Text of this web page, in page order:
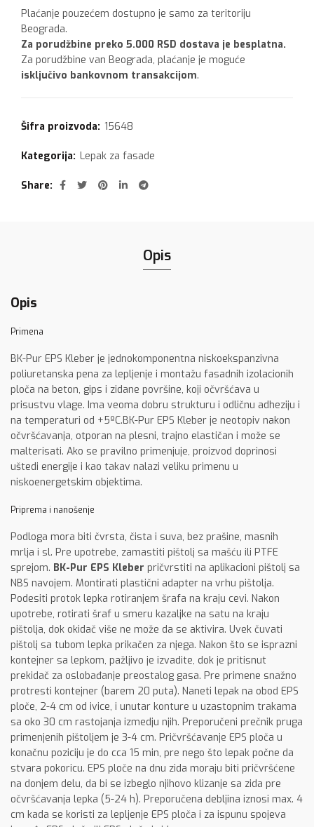
Plaćanje pouzećem dostupno je samo za teritoriju
Beograda.
Za porudžbine preko 5.000 RSD dostava je besplatna.
Za porudžbine van Beograda, plaćanje je moguće
isključivo bankovnom transakcijom.
Šifra proizvoda: 15648
Kategorija: Lepak za fasade
Share
Opis
Opis
Primena
BK-Pur EPS Kleber je jednokomponentna niskoekspanzivna
poliuretanska pena za lepljenje i montažu fasadnih izolacionih
ploča na beton, gips i zidane površine, koji očvršćava u
prisustvu vlage. Ima veoma dobru strukturu i odličnu adheziju i
na temperaturi od +5ºC.BK-Pur EPS Kleber je neotopiv nakon
očvršćavanja, otporan na plesni, trajno elastičan i može se
malterisati. Ako se pravilno primenjuje, proizvod doprinosi
uštedi energije i kao takav nalazi veliku primenu u
niskoenergetskim objektima.
Priprema i nanošenje
Podloga mora biti čvrsta, čista i suva, bez prašine, masnih
mrlja i sl. Pre upotrebe, zamastiti pištolj sa mašću ili PTFE
sprejom. BK-Pur EPS Kleber pričvrstiti na aplikacioni pištolj sa
NBS navojem. Montirati plastični adapter na vrhu pištolja.
Podesiti protok lepka rotiranjem šrafa na kraju cevi. Nakon
upotrebe, rotirati šraf u smeru kazaljke na satu na kraju
pištolja, dok okidač više ne može da se aktivira. Uvek čuvati
pištolj sa tubom lepka prikačen za njega. Nakon što se isprazni
kontejner sa lepkom, pažljivo je izvadite, dok je pritisnut
prekidač za oslobađanje preostalog gasa. Pre primene snažno
protresti kontejner (barem 20 puta). Naneti lepak na obod EPS
ploče, 2-4 cm od ivice, i unutar konture u uzastopnim trakama
sa oko 30 cm rastojanja izmedju njih. Preporučeni prečnik pruga
primenjenih pištoljem je 3-4 cm. Pričvršćavanje EPS ploča u
konačnu poziciju je do cca 15 min, pre nego što lepak počne da
stvara pokoricu. EPS ploče na dnu zida moraju biti pričvršćene
na donjem delu, da bi se izbeglo njihovo klizanje sa zida pre
očvršćavanja lepka (5-24 h). Preporučena debljina iznosi max. 4
cm kada se koristi za lepljenje EPS ploča i za ispunu spojeva